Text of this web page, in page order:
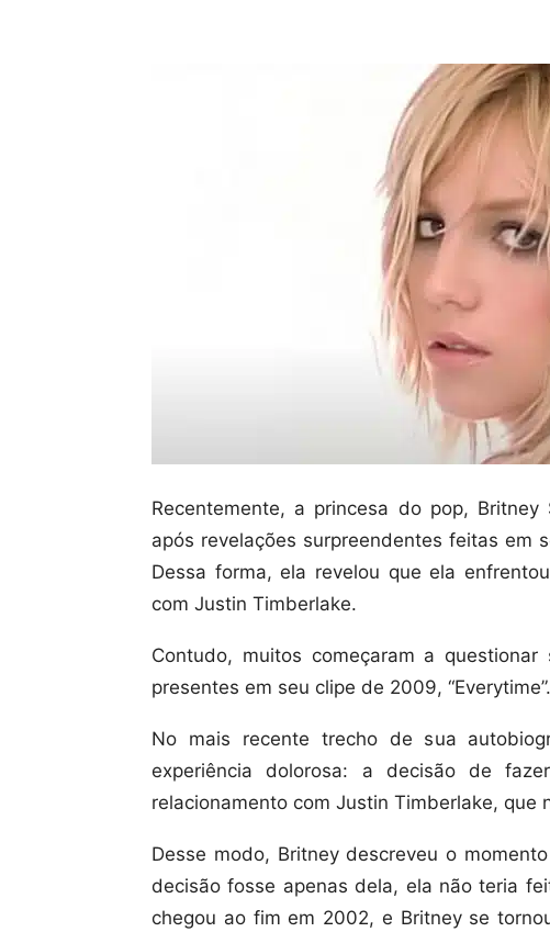
Recentemente, a princesa do pop,
após revelações surpreendentes feitas em
Dessa forma, ela revelou que ela
com Justin Timberlake.
Contudo, muitos começaram a
presentes em seu clipe de 2009, “Everytime”.
No mais recente trecho de sua
experiência dolorosa: a decisão de
relacionamento com Justin Timberlake, que
Desse modo, Britney descreveu o
decisão fosse apenas dela, ela não teria
chegou ao fim em 2002, e Britney se